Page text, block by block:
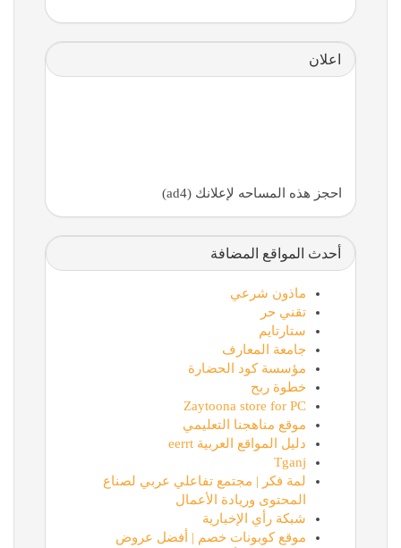
اعلان
احجز هذه المساحه لإعلانك (ad4)
أحدث المواقع المضافة
ماذون شرعي
تقني حر
ستارتايم
جامعة المعارف
مؤسسة كود الحضارة
خطوة ربح
Zaytoona store for PC
موقع مناهجنا التعليمي
دليل المواقع العربية eerrt
Tganj
لمة فكر | مجتمع تفاعلي عربي لصناع
المحتوى وريادة الأعمال
شبكة رأي الإخبارية
موقع كوبونات خصم | أفضل عروض